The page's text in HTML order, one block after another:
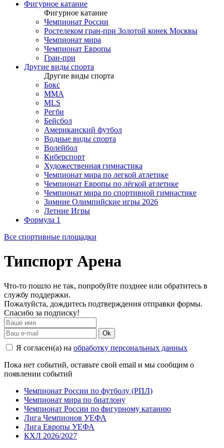
Фигурное катание
Фигурное катание
Чемпионат России
Ростелеком гран-при Золотой конек Москвы
Чемпионат мира
Чемпионат Европы
Гран-при
Другие виды спорта
Другие виды спорта
Бокс
MMA
MLS
Регби
Бейсбол
Американский футбол
Водные виды спорта
Волейбол
Киберспорт
Художественная гимнастика
Чемпионат мира по легкой атлетике
Чемпионат Европы по лёгкой атлетике
Чемпионат мира по спортивной гимнастике
Зимние Олимпийские игры 2026
Летние Игры
Формула 1
Все спортивные площадки
Типспорт Арена
Что-то пошло не так, попробуйте позднее или обратитесь в
службу поддержки.
Пожалуйста, дождитесь подтверждения отправки формы.
Спасибо за подписку!
Ok
Я согласен(а) на обработку персональных данных
Пока нет событий, оставьте свой email и мы сообщим о
появлении событий
Чемпионат России по футболу (РПЛ)
Чемпионат мира по биатлону
Чемпионат России по фигурному катанию
Лига Чемпионов УЕФА
Лига Европы УЕФА
КХЛ 2026/2027